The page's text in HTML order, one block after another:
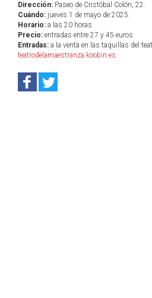
Dirección: Paseo de Cristóbal Colón, 22.
Cuándo: jueves 1 de mayo de 2025.
Horario: a las 20 horas.
Precio: entradas entre 27 y 45 euros.
Entradas: a la venta en las taquillas del
teatrodelamaestranza.koobin.es.